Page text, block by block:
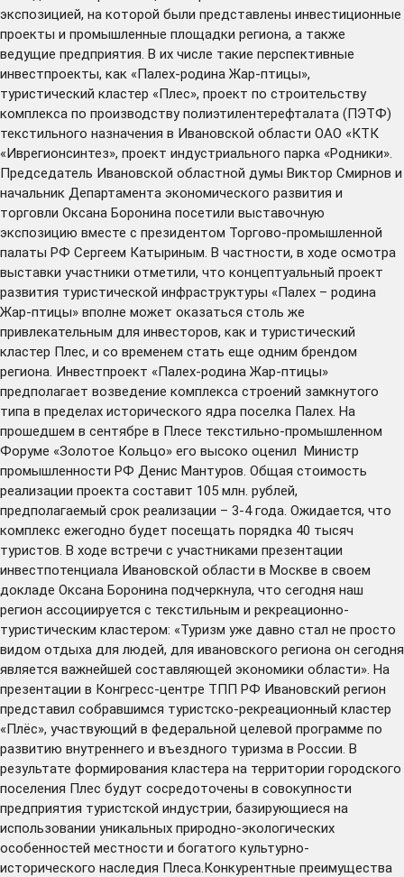
экспозицией, на которой были представлены инвестиционные
проекты и промышленные площадки региона, а также
ведущие предприятия. В их числе такие перспективные
инвестпроекты, как «Палех-родина Жар-птицы»,
туристический кластер «Плес», проект по строительству
комплекса по производству полиэтилентерефталата (ПЭТФ)
текстильного назначения в Ивановской области ОАО «КТК
«Иврегионсинтез», проект индустриального парка «Родники».
Председатель Ивановской областной думы Виктор Смирнов и
начальник Департамента экономического развития и
торговли Оксана Боронина посетили выставочную
экспозицию вместе с президентом Торгово-промышленной
палаты РФ Сергеем Катыриным. В частности, в ходе осмотра
выставки участники отметили, что концептуальный проект
развития туристической инфраструктуры «Палех – родина
Жар-птицы» вполне может оказаться столь же
привлекательным для инвесторов, как и туристический
кластер Плес, и со временем стать еще одним брендом
региона. Инвестпроект «Палех-родина Жар-птицы»
предполагает возведение комплекса строений замкнутого
типа в пределах исторического ядра поселка Палех. На
прошедшем в сентябре в Плесе текстильно-промышленном
Форуме «Золотое Кольцо» его высоко оценил Министр
промышленности РФ Денис Мантуров. Общая стоимость
реализации проекта составит 105 млн. рублей,
предполагаемый срок реализации – 3-4 года. Ожидается, что
комплекс ежегодно будет посещать порядка 40 тысяч
туристов. В ходе встречи с участниками презентации
инвестпотенциала Ивановской области в Москве в своем
докладе Оксана Боронина подчеркнула, что сегодня наш
регион ассоциируется с текстильным и рекреационно-
туристическим кластером: «Туризм уже давно стал не просто
видом отдыха для людей, для ивановского региона он сегодня
является важнейшей составляющей экономики области». На
презентации в Конгресс-центре ТПП РФ Ивановский регион
представил собравшимся туристско-рекреационный кластер
«Плёс», участвующий в федеральной целевой программе по
развитию внутреннего и въездного туризма в России. В
результате формирования кластера на территории городского
поселения Плес будут сосредоточены в совокупности
предприятия туристской индустрии, базирующиеся на
использовании уникальных природно-экологических
особенностей местности и богатого культурно-
исторического наследия Плеса.Конкурентные преимущества